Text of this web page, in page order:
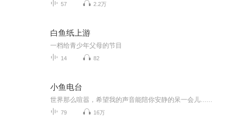
57 2.2万
白鱼纸上游
一档给青少年父母的节目
14 82
小鱼电台
世界那么喧嚣，希望我的声音能陪你安静的呆一会儿......
79 16万